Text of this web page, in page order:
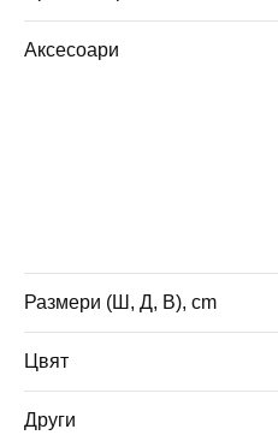
Аксесоари
Размери (Ш, Д, В), cm
Цвят
Други